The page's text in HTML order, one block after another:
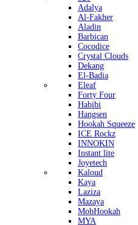
Adalya
Al-Fakher
Aladin
Barbican
Cocodice
Crystal Clouds
Dekang
El-Badia
Eleaf
Forty Four
Habibi
Hangsen
Hookah Squeeze
ICE Rockz
INNOKIN
Instant lite
Joyetech
Kaloud
Kaya
Laziza
Mazaya
MobHookah
MYA